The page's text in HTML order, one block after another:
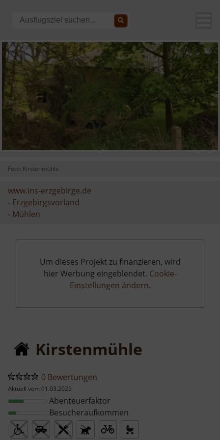
Foto: Kirstenmühle
www.ins-erzgebirge.de
- Erzgebirgsvorland
- Mühlen
Um dieses Projekt zu finanzieren, wird
hier Werbung eingeblendet. Cookie-
Einstellungen ändern.
Kirstenmühle
0 Bewertungen
Aktuell vom 01.03.2025
Abenteuerfaktor
Besucheraufkommen